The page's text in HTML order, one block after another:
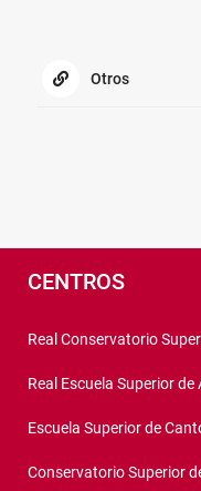
Otros
CENTROS
Real Conservatorio
Real Escuela Superior
Escuela Superior de
Conservatorio Superior